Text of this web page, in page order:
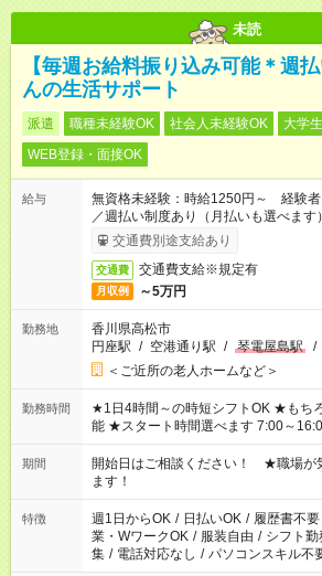
未読
【毎週お給料振り込み可能＊週
んの生活サポート
派遣 職種未経験OK 社会人未経験OK 大学
WEB登録・面接OK
給与
無資格未経験：時給1250円～ 経験
／週払い制度あり（月払いも選べま
了次第のお支払いとなります。
交通費別途支給あり
交通費 交通費支給※規定有
月収例 ～5万円
勤務地
香川県高松市
円座駅 / 空港通り駅 / 琴電屋島駅 /
＜ご近所の老人ホームなど＞
勤務時間
★1日4時間～の時短シフトOK ★もちろんフルタイムシフトも可
能 ★スタート時間選べます 7:00～
20:00 など 残業なし！ ※Wワークの場合、他のお仕事と合わせ
週40時間超の就業はご案内できませ
間以上勤務は社会保険への加入対象と
（日雇い派遣の原則禁止）により、
案内が難しい場合があります
期間
開始日はご相談ください！ ★職場が
ます！
特徴 週1日からOK / 日払いOK / 履歴書不要
業・WワークOK / 服装自由 / シフト勤
集 / 電話対応なし / パソコンスキル不